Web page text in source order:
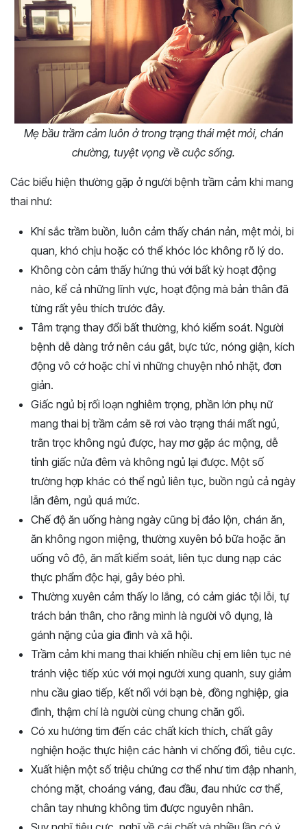
Mẹ bầu trầm cảm luôn ở trong trạng thái mệt mỏi, chán
chường, tuyệt vọng về cuộc sống.
Các biểu hiện thường gặp ở người bệnh trầm cảm khi mang
thai như:
Khí sắc trầm buồn, luôn cảm thấy chán nản, mệt mỏi, bi
quan, khó chịu hoặc có thể khóc lóc không rõ lý do.
Không còn cảm thấy hứng thú với bất kỳ hoạt động
nào, kể cả những lĩnh vực, hoạt động mà bản thân đã
từng rất yêu thích trước đây.
Tâm trạng thay đổi bất thường, khó kiểm soát. Người
bệnh dễ dàng trở nên cáu gắt, bực tức, nóng giận, kích
động vô cớ hoặc chỉ vì những chuyện nhỏ nhặt, đơn
giản.
Giấc ngủ bị rối loạn nghiêm trọng, phần lớn phụ nữ
mang thai bị trầm cảm sẽ rơi vào trạng thái mất ngủ,
trằn trọc không ngủ được, hay mơ gặp ác mộng, dễ
tỉnh giấc nửa đêm và không ngủ lại được. Một số
trường hợp khác có thể ngủ liên tục, buồn ngủ cả ngày
lẫn đêm, ngủ quá mức.
Chế độ ăn uống hàng ngày cũng bị đảo lộn, chán ăn,
ăn không ngon miệng, thường xuyên bỏ bữa hoặc ăn
uống vô độ, ăn mất kiểm soát, liên tục dung nạp các
thực phẩm độc hại, gây béo phì.
Thường xuyên cảm thấy lo lắng, có cảm giác tội lỗi, tự
trách bản thân, cho rằng mình là người vô dụng, là
gánh nặng của gia đình và xã hội.
Trầm cảm khi mang thai khiến nhiều chị em liên tục né
tránh việc tiếp xúc với mọi người xung quanh, suy giảm
nhu cầu giao tiếp, kết nối với bạn bè, đồng nghiệp, gia
đình, thậm chí là người cùng chung chăn gối.
Có xu hướng tìm đến các chất kích thích, chất gây
nghiện hoặc thực hiện các hành vi chống đối, tiêu cực.
Xuất hiện một số triệu chứng cơ thể như tim đập nhanh,
chóng mặt, choáng váng, đau đầu, đau nhức cơ thể,
chân tay nhưng không tìm được nguyên nhân.